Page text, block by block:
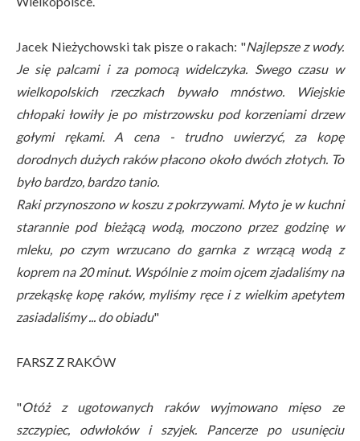
Jacek Nieżychowski tak pisze o rakach: "Najlepsze z wody.
Je się palcami i za pomocą widelczyka. Swego czasu w
wielkopolskich rzeczkach bywało mnóstwo. Wiejskie
chłopaki łowiły je po mistrzowsku pod korzeniami drzew
gołymi rękami. A cena - trudno uwierzyć, za kopę
dorodnych dużych raków płacono około dwóch złotych. To
było bardzo, bardzo tanio.
Raki przynoszono w koszu z pokrzywami. Myto je w kuchni
starannie pod bieżącą wodą, moczono przez godzinę w
mleku, po czym wrzucano do garnka z wrzącą wodą z
koprem na 20 minut. Wspólnie z moim ojcem zjadaliśmy na
przekąskę kopę raków, myliśmy ręce i z wielkim apetytem
zasiadaliśmy ... do obiadu"
FARSZ Z RAKÓW
"Otóż z ugotowanych raków wyjmowano mięso ze
szczypiec, odwłoków i szyjek. Pancerze po usunięciu